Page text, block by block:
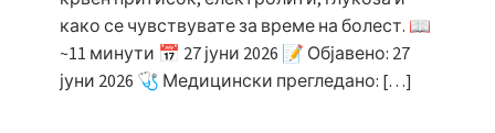
како се чувствувате за време на болест. 📖
~11 минути 📅 27 јуни 2026 📝 Објавено: 27
јуни 2026 🩺 Медицински прегледано: […]